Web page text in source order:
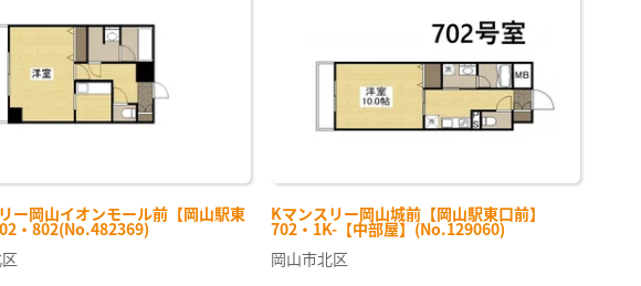
ー岡山イオンモール前【岡山駅東
・802(No.482369)
Kマンスリー岡山城前【岡山駅東口前】
702・1K-【中部屋】(No.129060)
岡山市北区